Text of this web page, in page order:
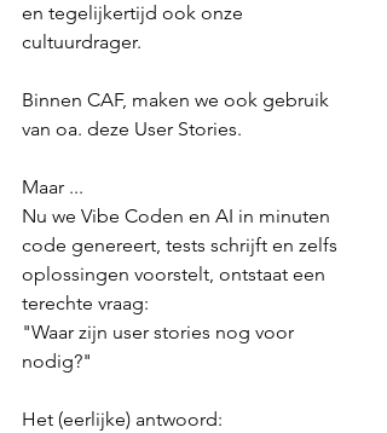
en tegelijkertijd ook onze
cultuurdrager.
Binnen CAF, maken we ook gebruik
van oa. deze User Stories.
Maar ...
Nu we Vibe Coden en AI in minuten
code genereert, tests schrijft en zelfs
oplossingen voorstelt, ontstaat een
terechte vraag:
"Waar zijn user stories nog voor
nodig?"
Het (eerlijke) antwoord: